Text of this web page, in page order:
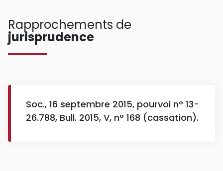
Rapprochements de
jurisprudence
Soc., 16 septembre 2015, pourvoi n° 13-
26.788, Bull. 2015, V, n° 168 (cassation).